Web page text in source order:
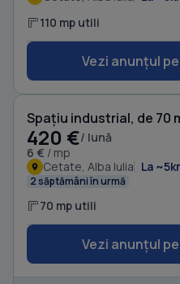
110 mp utili
Vezi anunțul
Spațiu industrial, de 70
420 €/ lună
6 € / mp
Cetate, Alba Iulia La
2 săptămâni în urmă
70 mp utili
Vezi anunțul